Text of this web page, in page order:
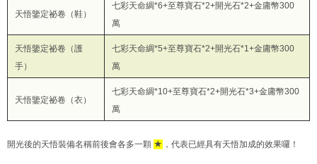
天悟鑒定祕卷（鞋）
七彩天命綢*6+至尊寶石*2+開光石*2+金庸幣300
萬
天悟鑒定祕卷（護
手）
七彩天命綢*5+至尊寶石*2+開光石*1+金庸幣300
萬
天悟鑒定祕卷（衣）
七彩天命綢*10+至尊寶石*2+開光石*3+金庸幣300
萬
開光後的天悟裝備名稱前後會各多一顆 ★ ，代表已經具有天悟加成的效果囉！